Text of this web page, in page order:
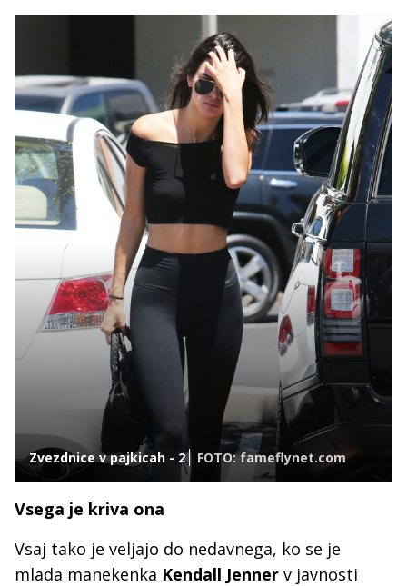
Zvezdnice v pajkicah - 2 FOTO: fameflynet.com
Vsega je kriva ona
Vsaj tako je veljajo do nedavnega, ko se je
mlada manekenka Kendall Jenner v javnosti